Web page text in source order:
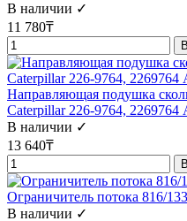
В наличии ✓
11 780₸
Направляющая подушка
Caterpillar 226-9764, 2269764
В наличии ✓
13 640₸
Ограничитель потока 816/
В наличии ✓